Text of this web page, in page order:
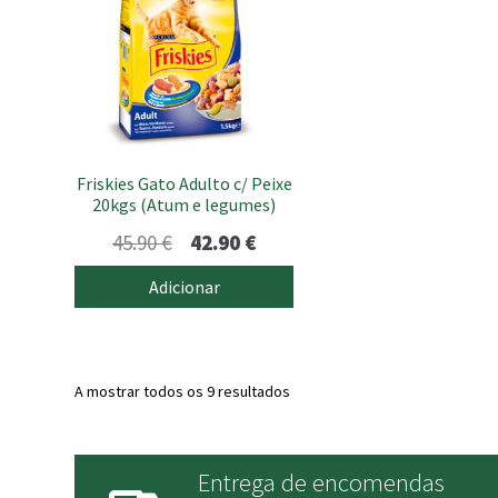
Friskies Gato Adulto c/ Peixe
20kgs (Atum e legumes)
45.90€
preço
original
42.90 €O
preço
atual
Adicionar
A mostrar todos os 9 resultados
Entrega de encomendas